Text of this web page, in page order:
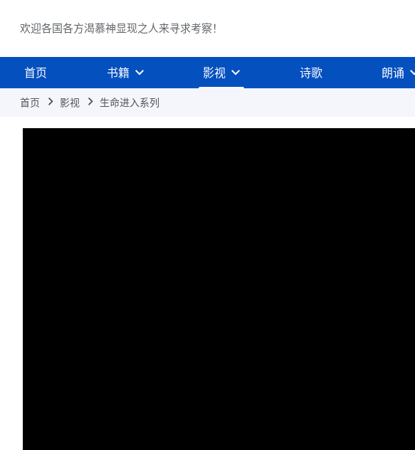
欢迎各国各方渴慕神显现之人来寻求考察！
首页 书籍 影视 诗歌 朗诵
首页 影视 生命进入系列